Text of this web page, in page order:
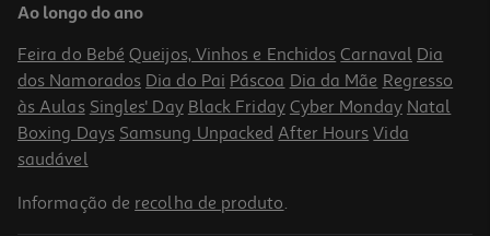
Ao longo do ano
Feira do Bebé Queijos, Vinhos e Enchidos Carnaval Dia
dos Namorados Dia do Pai Páscoa Dia da Mãe Regresso
às Aulas Singles' Day Black Friday Cyber Monday Natal
Boxing Days Samsung Unpacked After Hours Vida
saudável
Informação de recolha de produto.